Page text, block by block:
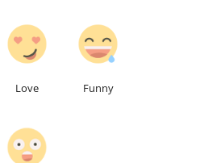
Love Funny